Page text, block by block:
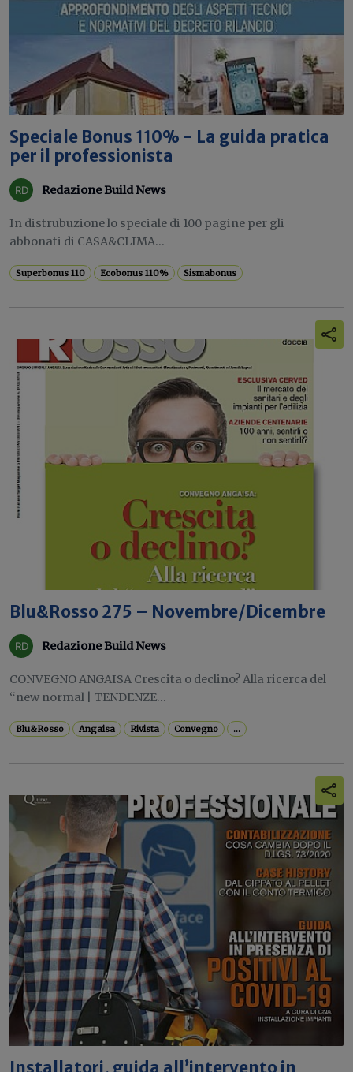
Speciale Bonus 110% - La guida pratica
per il professionista
Redazione Build News
In distrubuzione lo speciale di 100 pagine per gli
abbonati di CASA&CLIMA...
Superbonus 110 Ecobonus 110% Sismabonus
Blu&Rosso 275 – Novembre/Dicembre
Redazione Build News
CONVEGNO ANGAISA Crescita o declino? Alla ricerca del
“new normal | TENDENZE...
Blu&Rosso Angaisa Rivista Convegno ...